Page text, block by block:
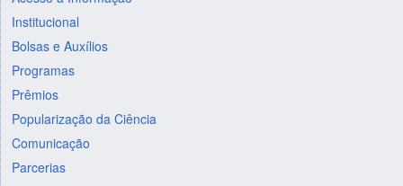
Institucional
Bolsas e Auxílios
Programas
Prêmios
Popularização da Ciência
Comunicação
Parcerias